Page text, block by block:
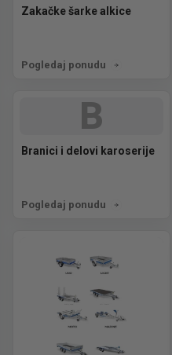
Zakačke šarke alkice
Pogledaj ponudu
B
Branici i delovi karoserije
Pogledaj ponudu